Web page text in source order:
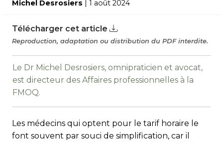
Michel Desrosiers | 1 août 2024
Télécharger cet article
Reproduction, adaptation ou distribution du PDF interdite.
Le Dr Michel Desrosiers, omnipraticien et avocat,
est directeur des Affaires professionnelles à la
FMOQ.
Les médecins qui optent pour le tarif horaire le
font souvent par souci de simplification, car il